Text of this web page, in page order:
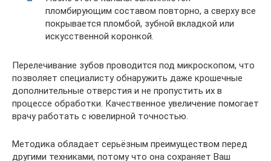
пломбирующим составом повторно, а сверху все
покрывается пломбой, зубной вкладкой или
искусственной коронкой.
Перелечивание зубов проводится под микроскопом, что
позволяет специалисту обнаружить даже крошечные
дополнительные отверстия и не пропустить их в
процессе обработки. Качественное увеличение помогает
врачу работать с ювелирной точностью.
Методика обладает серьёзным преимуществом перед
другими техниками, потому что она сохраняет Ваш